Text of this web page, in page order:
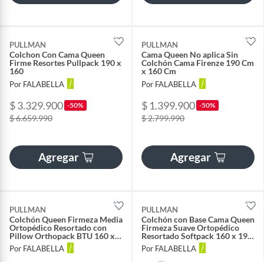
PULLMAN
Colchon Con Cama Queen
Firme Resortes Pullpack 190 x
160
Por FALABELLA
$ 3.329.900 -50%
$ 6.659.990
Agregar
PULLMAN
Cama Queen No aplica Sin
Colchón Cama Firenze 190 Cm
x 160 Cm
Por FALABELLA
$ 1.399.900 -50%
$ 2.799.990
Agregar
PULLMAN
Colchón Queen Firmeza Media
Ortopédico Resortado con
Pillow Orthopack BTU 160 x
190 cm Colchones
Por FALABELLA
PULLMAN
Colchón con Base Cama Queen
Firmeza Suave Ortopédico
Resortado Softpack 160 x 190
cm + 2 Almohada + Cabecero
Por FALABELLA